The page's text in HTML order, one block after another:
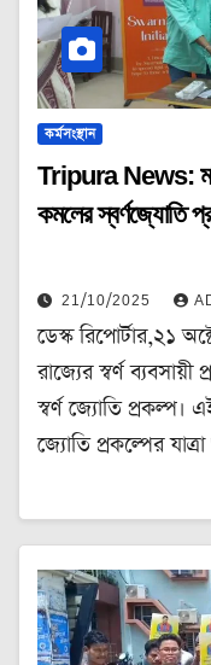
কর্মসংস্থান
Tripura News:
কমলের স্বর্ণজ্যোতি
21/10/2025
ডেস্ক রিপোর্টার,২১
রাজ্যের স্বর্ণ
স্বর্ণ জ্যোতি প্রকল্প।
জ্যোতি প্রকল্পের